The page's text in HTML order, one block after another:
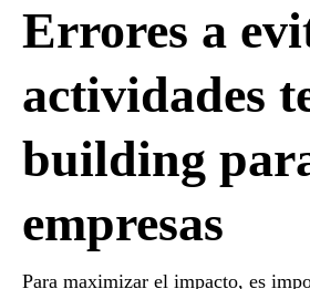
Errores a
actividades
building
empresas
Para maximizar el impacto, es